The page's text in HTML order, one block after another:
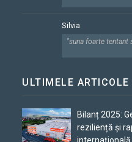
Silvia
"suna foarte tentant
ULTIMELE ARTICOLE
Bilanț 2025:
reziliență și